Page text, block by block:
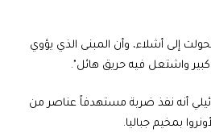
إلى أشلاء، وأن المبنى الذي يؤوي
واشتعل فيه حريق هائل".
أنه نفذ ضربة مستهدفاً عناصر من
بمخيم جباليا.